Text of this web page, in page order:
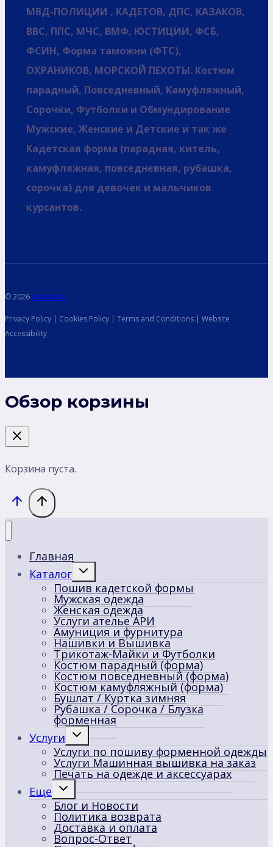
МВД-ПОЛИЦИИ , КАДЕТОВ, ДПС, КАЗАКОВ,
ВВС, ППС, МЧС, ВМФ, ЮСТИЦИИ, ФСБ,
ФСИН, Форма таможни (ФТС),
ОХРАНИКОВ, МОРСКОЙ ПЕХОТЫ. Костюм
парадный, Повседневный, Камуфляжный,
Сорочки, Футболки и Обмундирование
Мужские, Женские и Детские и так же
Кадетская форма (парадная, китель,
камуфляжная, повседневная, рубашка,
сорочка) для девочек и мальчиков
курсантов.
© 2026 spetsvoin
Privacy Policy | Cookies Policy | Terms and Conditions | Website
Accessibility
Обзор корзины
Корзина пуста.
Главная
Каталог
Переключить
меню
Пошив кадетской формы
Мужская одежда
Женская одежда
Услуги ателье АРИ
Амуниция и фурнитура
Нашивки и Вышивка
Трикотаж-Майки и Футболки
Костюм парадный (форма)
Костюм повседневный (форма)
Костюм камуфляжный (форма)
Бушлат / Куртка зимняя
Рубашка / Сорочка / Блузка
форменная
Услуги
Переключить
дочернее
меню
Услуги по пошиву форменной одежды
Услуги Машинная вышивка на заказ
Печать на одежде и аксессуарах
Еще
Переключить
дочернее
меню
Блог и Новости
Политика возврата
Доставка и оплата
Вопрос-Ответ